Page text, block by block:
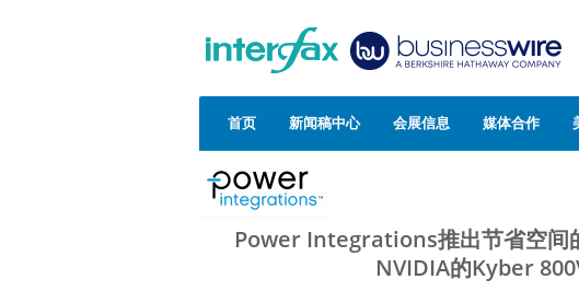
首页 新闻稿中心 会展信息 媒体合作
Power Integrations推出节省空间
NVIDIA的Kyber